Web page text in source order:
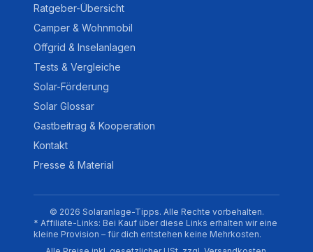
Ratgeber-Übersicht
Camper & Wohnmobil
Offgrid & Inselanlagen
Tests & Vergleiche
Solar-Förderung
Solar Glossar
Gastbeitrag & Kooperation
Kontakt
Presse & Material
© 2026 Solaranlage-Tipps. Alle Rechte vorbehalten.
* Affiliate-Links: Bei Kauf über diese Links erhalten wir eine
kleine Provision – für dich entstehen keine Mehrkosten.